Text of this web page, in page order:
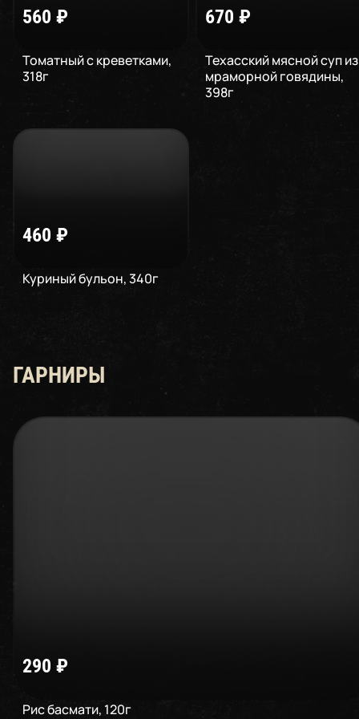
560 ₽
Томатный с креветками,
318г
670 ₽
Техасский мясной суп из
мраморной говядины,
398г
460 ₽
Куриный бульон,340г
ГАРНИРЫ
290 ₽
Рис басмати, 120г